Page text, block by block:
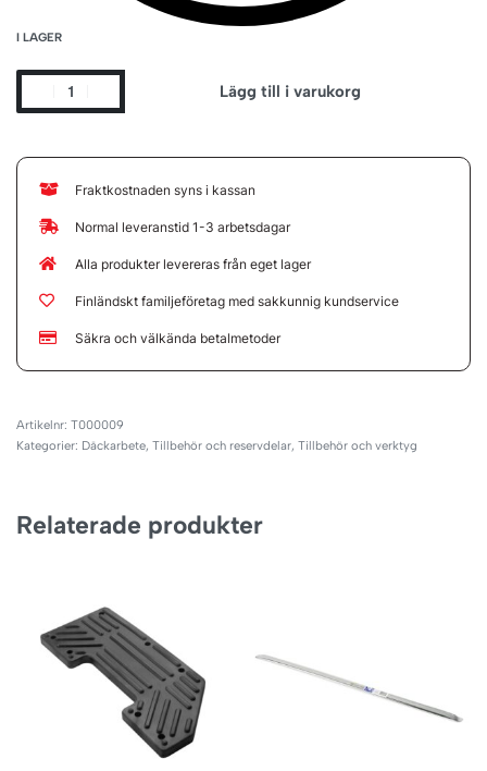
I LAGER
Lägg till i varukorg
Fraktkostnaden syns i kassan
Normal leveranstid 1-3 arbetsdagar
Alla produkter levereras från eget lager
Finländskt familjeföretag med sakkunnig kundservice
Säkra och välkända betalmetoder
T000009
Kategorier: Däckarbete, Tillbehör och reservdelar, Tillbehör och verktyg
Relaterade produkter